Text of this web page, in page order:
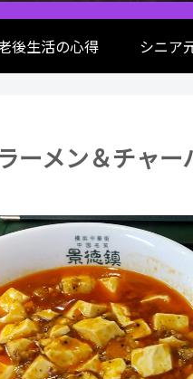
後生活の心得 シニア
ーメン＆チャ